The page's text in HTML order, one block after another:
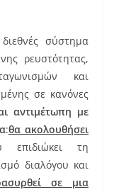
σύστημα
ρευστότητας,
και
σε κανόνες
αντιμέτωπη με
:θα ακολουθήσει
τη
διαλόγου και
σε μια